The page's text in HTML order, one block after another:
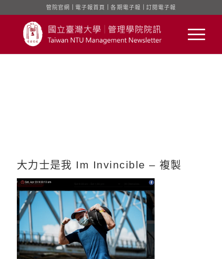
管院官網 電子報首頁 ｜各期電子報 訂閱電子報
大力士是我 Im Invincible – 複製